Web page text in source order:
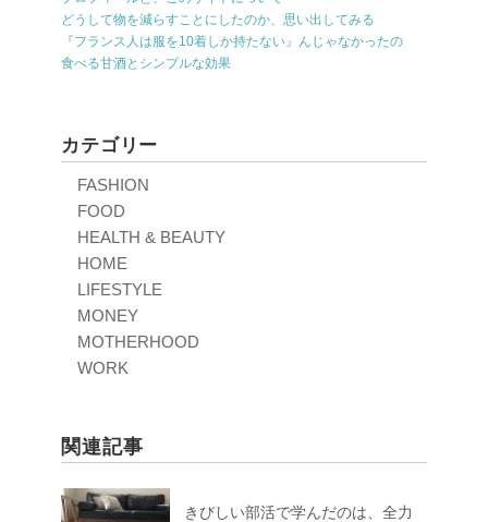
どうして物を減らすことにしたのか、思い出してみる
『フランス人は服を10着しか持たない』んじゃなかったの
食べる甘酒とシンプルな効果
カテゴリー
FASHION
FOOD
HEALTH & BEAUTY
HOME
LIFESTYLE
MONEY
MOTHERHOOD
WORK
関連記事
きびしい部活で学んだのは、全力